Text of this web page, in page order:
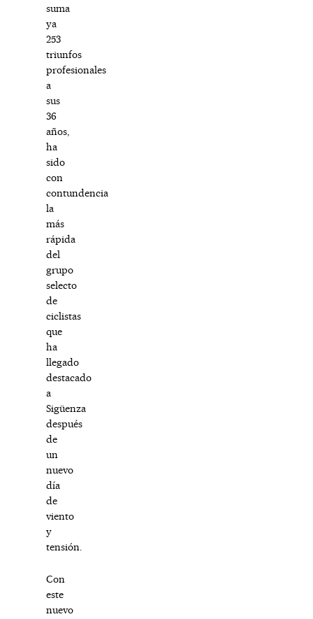
suma
ya
253
triunfos
profesionales
a
sus
36
años,
ha
sido
con
contundencia
la
más
rápida
del
grupo
selecto
de
ciclistas
que
ha
llegado
destacado
a
Sigüenza
después
de
un
nuevo
día
de
viento
y
tensión.
Con
este
nuevo